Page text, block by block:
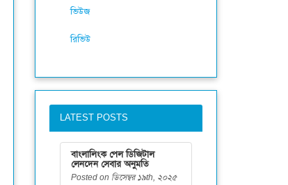
ভিউজ
রিভিউ
LATEST POSTS
বাংলালিংক পেল ডিজিটাল
লেনদেন সেবার অনুমতি
Posted on ডিসেম্বর ১৯th, ২০২৫